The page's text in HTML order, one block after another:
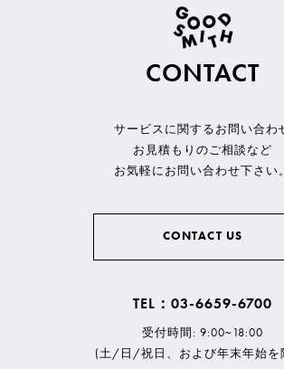
CONTACT
サービスに関するお問い合わ
お見積もりのご相談など
お気軽にお問い合わせ下さい。
CONTACT US
TEL：03-6659-6700
受付時間: 9:00~18:00
(土/日/祝日、および年末年始を